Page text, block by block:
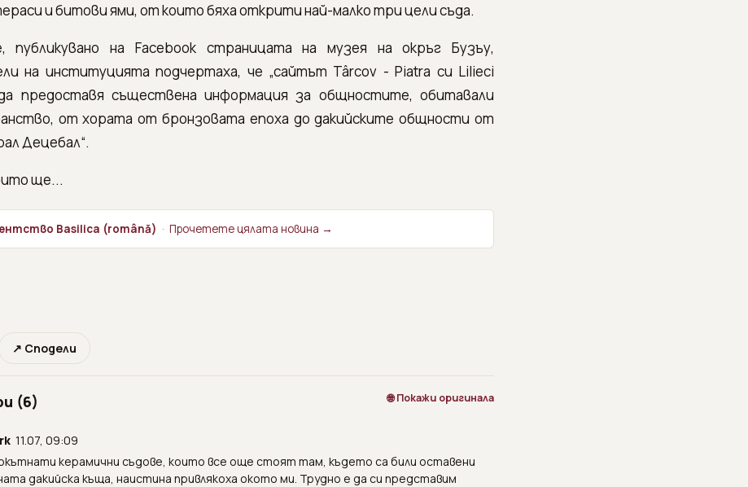
и битови ями, от които бяха открити най-малко три цели съда.
публикувано на Facebook страницата на музея на окръг Бузъу,
на институцията подчертаха, че „сайтът Târcov - Piatra cu Lilieci
предоставя съществена информация за общностите, обитавали
от хората от бронзовата епоха до дакийските общности от
Децебал“.
ще...
Basilica (română) · Прочетете цялата новина →
↗ Сподели
(6) 🌐 Покажи оригинала
11.07, 09:09
керамични съдове, които все още стоят там, където са били оставени
дакийска къща, наистина привлякоха окото ми. Трудно е да си представим